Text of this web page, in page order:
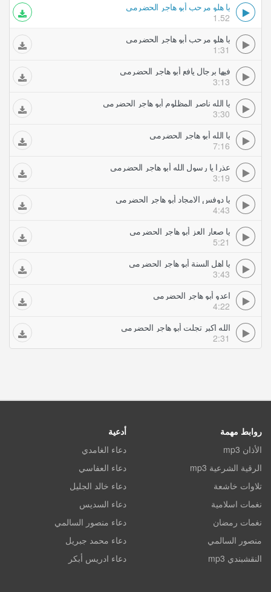
يا هلو مرحب أبو هاجر الحضرمي
1.52
يا هلو مرحب أبو هاجر الحضرمي
1:31
فيها برجال يافع أبو هاجر الحضرمي
3:13
يا الله ناصر المظلوم أبو هاجر الحضرمي
3:30
يا الله أبو هاجر الحضرمي
7:16
عذرا يا رسول الله أبو هاجر الحضرمي
3:19
يا دوفس الامجاد أبو هاجر الحضرمي
4:43
يا صعار العز أبو هاجر الحضرمي
5:21
يا اهل السنة أبو هاجر الحضرمي
3:43
اعدو أبو هاجر الحضرمي
4:22
الله اكبر تجلت أبو هاجر الحضرمي
2:31
روابط مهمة
الأذان mp3
الرقية الشرعية mp3
تلاوات خاشعة
نغمات اسلامية
نغمات رمضان
منصور السالمي
النقشبندي mp3
أدعية
دعاء الغامدي
دعاء العفاسي
دعاء خالد الجليل
دعاء السديس
دعاء منصور السالمي
دعاء محمد جبريل
دعاء ادريس أبكر